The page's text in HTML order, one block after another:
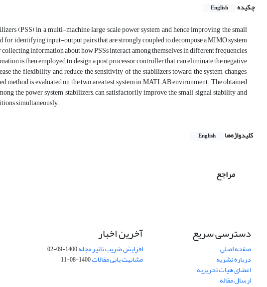
چکیده English
(PSS) in a multi-machine large scale power system and hence improving the small
identifying input-output pairs that are strongly coupled to decompose a MIMO system
information about how PSSs interact among themselves in different frequencies
is then employed to design a post processor controller that can eliminate the negative
the flexibility and reduce the sensitivity of the stabilizers toward the system changes,
method is evaluated on the two area test system in MATLAB environment. The obtained
the power system stabilizers, can satisfactorily improve the small signal stability and
simultaneously.
کلیدواژه‌ها English
مراجع
دسترسی سریع
صفحه اصلی
درباره نشریه
اعضای هیات تحریریه
ارسال مقاله
آخرین اخبار
افزایش ضریب تاثیر مجله1400-09-02
مشابهت یابی مقالات1400-08-11